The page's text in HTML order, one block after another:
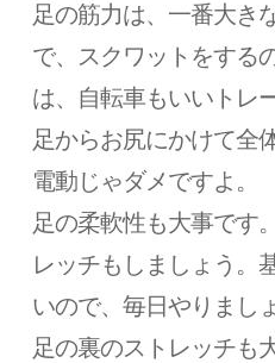
足の筋力は、一番大き
で、スクワットをする
は、自転車もいいトレ
足からお尻にかけて全
電動じゃダメですよ。
足の柔軟性も大事です
レッチもしましょう。
いので、毎日やりまし
足の裏のストレッチも